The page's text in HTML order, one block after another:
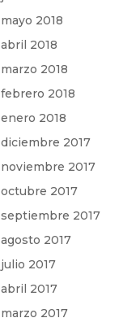
mayo 2018
abril 2018
marzo 2018
febrero 2018
enero 2018
diciembre 2017
noviembre 2017
octubre 2017
septiembre 2017
agosto 2017
julio 2017
abril 2017
marzo 2017